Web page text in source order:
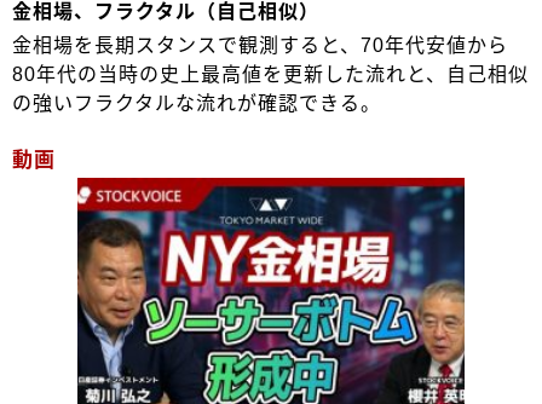
金相場、フラクタル（自己相似）
金相場を長期スタンスで観測すると、70年代安値から
80年代の当時の史上最高値を更新した流れと、自己相似
の強いフラクタルな流れが確認できる。
動画